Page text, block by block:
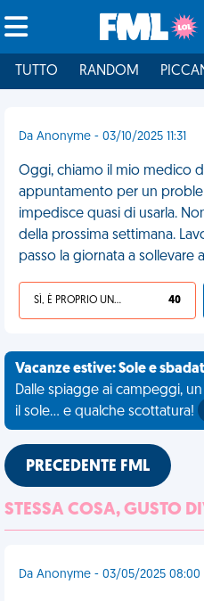
TUTTO RANDOM
Da Anonyme - 03/10/2025 11:31
Oggi, chiamo il mio medico
appuntamento per un
impedisce quasi di usarla.
della prossima settimana.
passo la giornata a sollevare
SÌ, È PROPRIO UNA VDM! 40
Vacanze estive: Sole e
Dalle spiagge ai campeggi,
il sole... e qualche scottatura!
PRECEDENTE FML
STESSA COSA, GUSTO
Da Anonyme - 03/05/2025 08:00